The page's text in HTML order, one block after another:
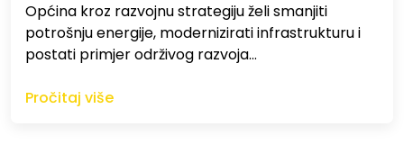
Općina kroz razvojnu strategiju želi smanjiti
potrošnju energije, modernizirati infrastrukturu i
postati primjer održivog razvoja…
Pročitaj više